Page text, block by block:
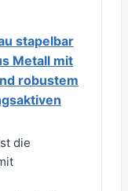
stapelbar
Metall mit
robustem
die